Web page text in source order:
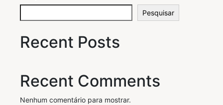
Pesquisar
Recent Posts
Recent Comments
Nenhum comentário para mostrar.